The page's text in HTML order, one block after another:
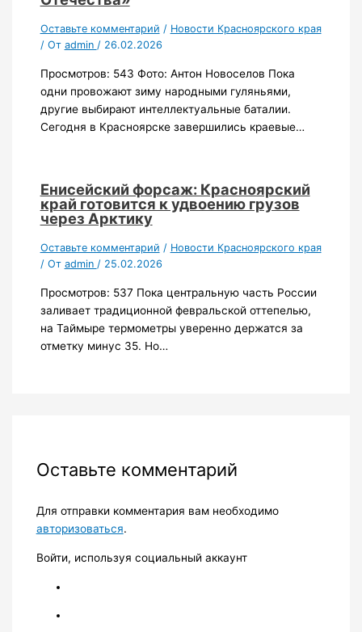
Оставьте комментарий / Новости Красноярского края
/ От admin / 26.02.2026
Просмотров: 543 Фото: Антон Новоселов Пока
одни провожают зиму народными гуляньями,
другие выбирают интеллектуальные баталии.
Сегодня в Красноярске завершились краевые…
Енисейский форсаж: Красноярский
край готовится к удвоению грузов
через Арктику
Оставьте комментарий / Новости Красноярского края
/ От admin / 25.02.2026
Просмотров: 537 Пока центральную часть России
заливает традиционной февральской оттепелью,
на Таймыре термометры уверенно держатся за
отметку минус 35. Но…
Оставьте комментарий
Для отправки комментария вам необходимо
авторизоваться.
Войти, используя социальный аккаунт